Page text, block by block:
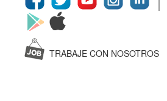
TRABAJE CON NOSOTROS